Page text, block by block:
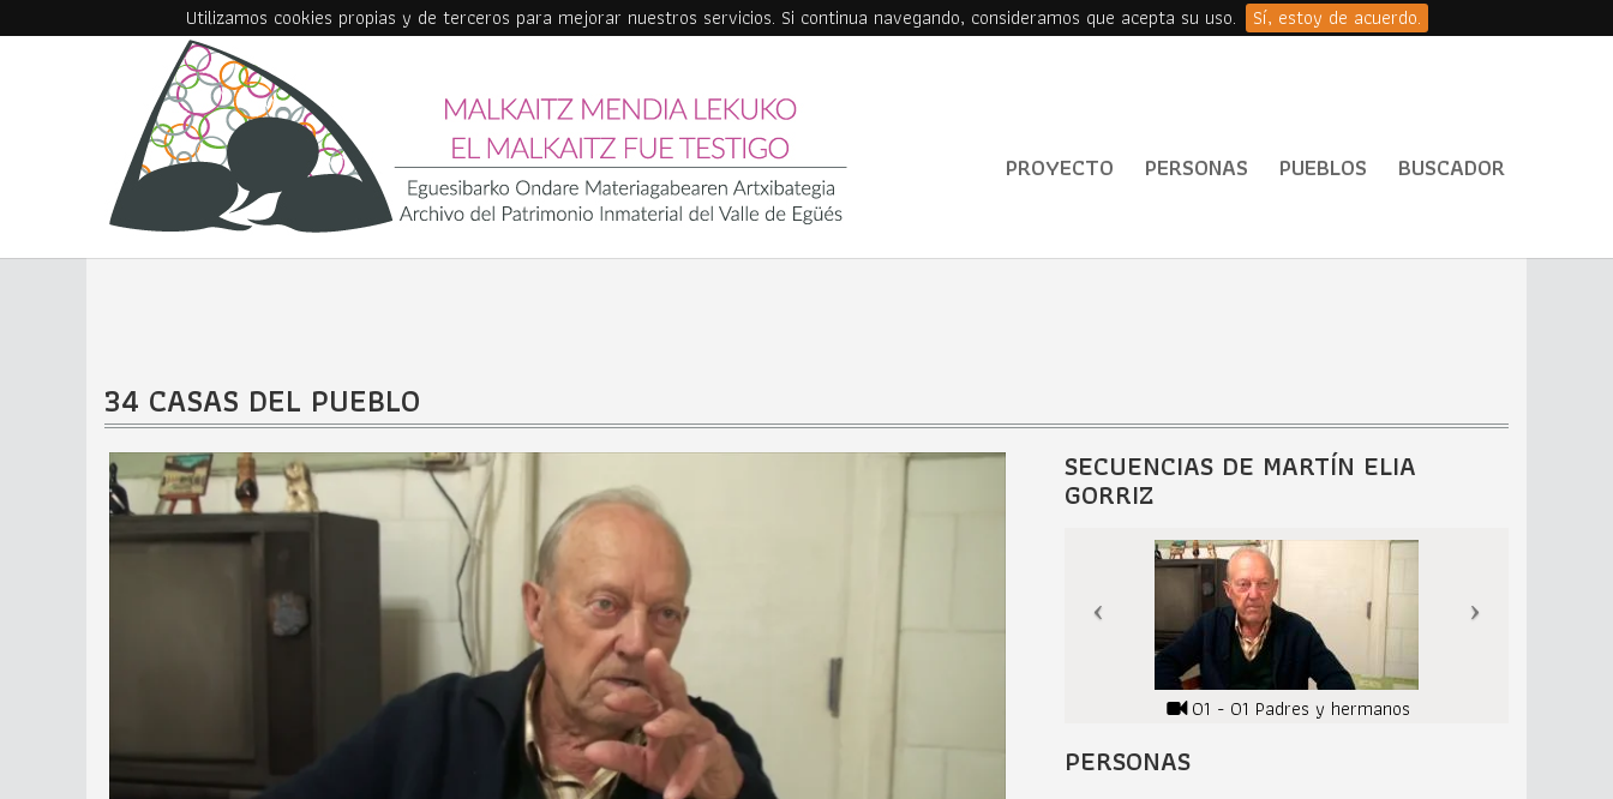
Utilizamos cookies propias y de terceros para mejorar nuestros servicios. Si continua navegando, consideramos que acepta su uso.
Sí, estoy de acuerdo.
PROYECTO PERSONAS PUEBLOS BUSCADOR
34 CASAS DEL PUEBLO
SECUENCIAS DE MARTÍN ELIA
GORRIZ
01 - 01 Padres y hermanos
PERSONAS